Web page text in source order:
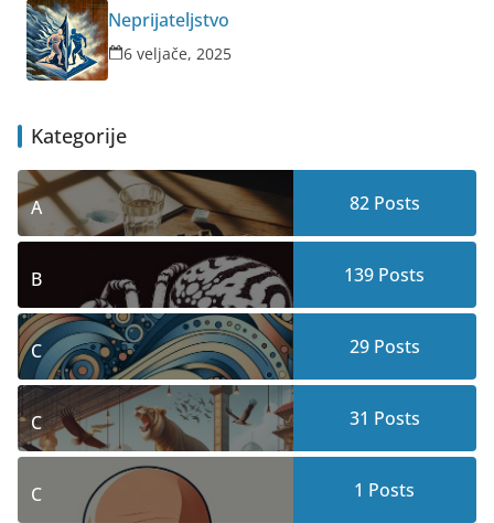
Neprijateljstvo
6 veljače, 2025
Kategorije
A 82Posts
B 139 Posts
C 29Posts
C 31 Posts
C 1 Posts